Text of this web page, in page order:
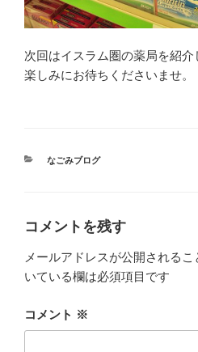
次回はイスラム圏の薬局を紹介
楽しみにお待ちくださいませ。
カ
なごみブログ
コメントを残す
メールアドレスが公開されるこ
いている欄は必須項目です
コメント ※